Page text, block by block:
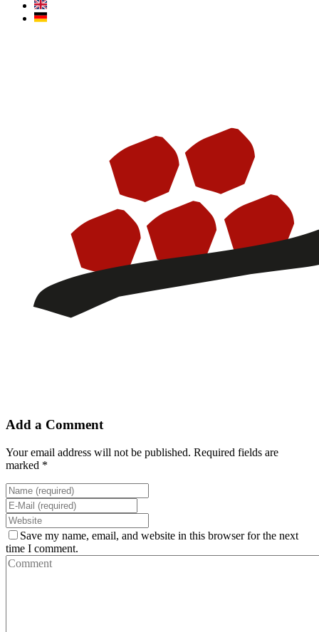
Add a Comment
Your email address will not be published. Required fields are
marked *
Save my name, email, and website in this browser for the next
time I comment.